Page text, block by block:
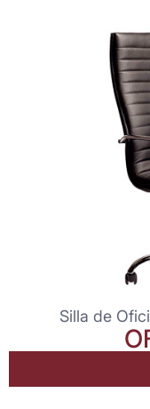
Silla de